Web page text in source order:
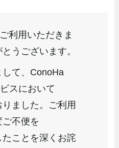
利用いただきま
うございます。
て、ConoHa
スにおいて
ました。ご利用
不便を
ことを深くお詫